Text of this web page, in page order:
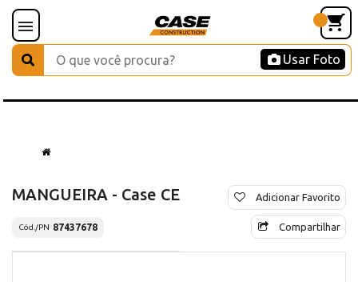
Usar Foto
MANGUEIRA - Case CE
Cód./PN 87437678
Adicionar Favorito
Compartilhar